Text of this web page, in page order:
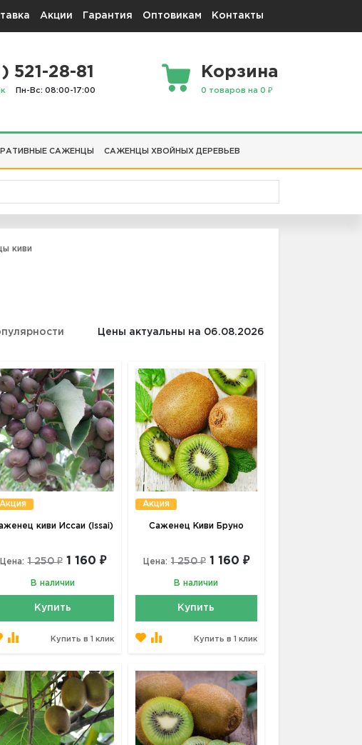
Акции Гарантия Оптовикам Контакты
521-28-81
Пн-Вс: 08:00-17:00
Корзина
0 товаров на 0 ₽
САЖЕНЦЫ САЖЕНЦЫ ХВОЙНЫХ ДЕРЕВЬЕВ
киви
Цены актуальны на 06.08.2026
Акция
киви Иссаи (Issai)
Цена: 1 250 ₽ 1 160 ₽
В наличии
Купить
Купить в 1 клик
Акция
Саженец Киви Бруно
Цена: 1 250 ₽ 1 160 ₽
В наличии
Купить
Купить в 1 клик